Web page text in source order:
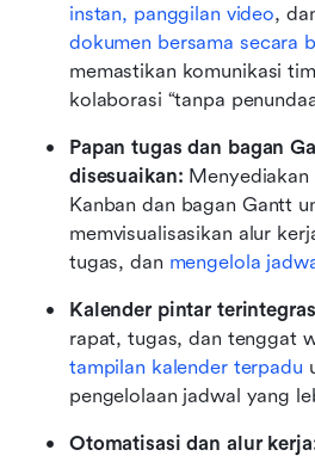
instan, panggilan video,
dokumen bersama secara
memastikan komunikasi
kolaborasi “tanpa
Papan tugas dan bagan
disesuaikan:
Kanban dan bagan Gantt
memvisualisasikan alur
tugas, dan mengelola
Kalender pintar
tampilan kalender terpadu
pengelolaan jadwal yang
Otomatisasi dan alur